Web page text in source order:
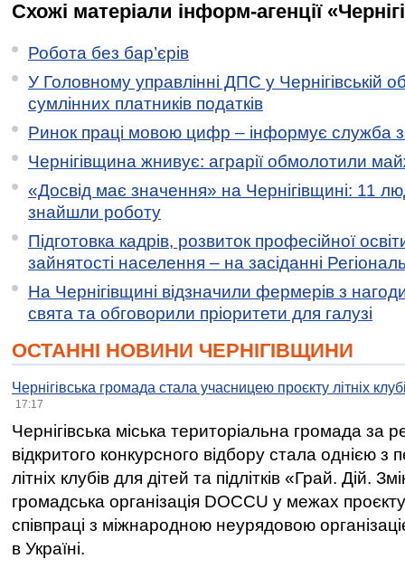
Схожі матеріали інформ-агенції
Робота без бар’єрів
У Головному управлінні ДПС у Чернігівській
сумлінних платників податків
Ринок праці мовою цифр – інформує служба
Чернігівщина жнивує: аграрії обмолотили
«Досвід має значення» на Чернігівщині: 11
знайшли роботу
Підготовка кадрів, розвиток професійної
зайнятості населення – на засіданні
На Чернігівщині відзначили фермерів з
свята та обговорили пріоритети для галузі
ОСТАННІ НОВИНИ ЧЕРНІГІВЩИНИ
Чернігівська громада стала учасницею проєкту літніх
17:17
Чернігівська міська територіальна громада за
відкритого конкурсного відбору стала однією
літніх клубів для дітей та підлітків «Грай. Дій.
громадська організація DOCCU у межах
співпраці з міжнародною неурядовою
в Україні.